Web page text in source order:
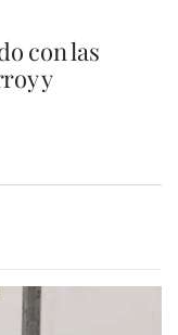
con las
y